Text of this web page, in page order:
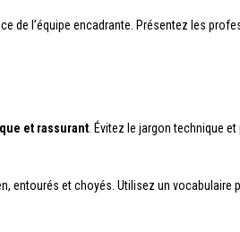
de l’équipe encadrante. Présentez les
et rassurant . Évitez le jargon technique
entourés et choyés. Utilisez un vocabulaire